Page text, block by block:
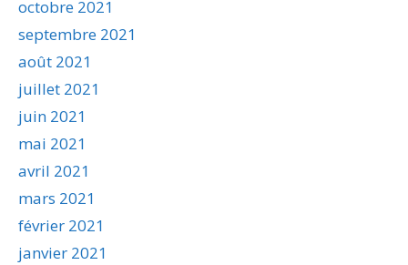
octobre 2021
septembre 2021
août 2021
juillet 2021
juin 2021
mai 2021
avril 2021
mars 2021
février 2021
janvier 2021